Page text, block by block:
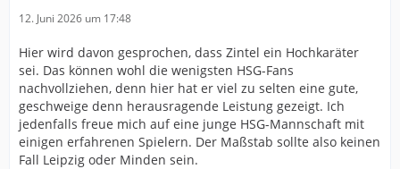
12. Juni 2026 um 17:48
Hier wird davon gesprochen, dass Zintel ein Hochkaräter
sei. Das können wohl die wenigsten HSG-Fans
nachvollziehen, denn hier hat er viel zu selten eine gute,
geschweige denn herausragende Leistung gezeigt. Ich
jedenfalls freue mich auf eine junge HSG-Mannschaft mit
einigen erfahrenen Spielern. Der Maßstab sollte also keinen
Fall Leipzig oder Minden sein.